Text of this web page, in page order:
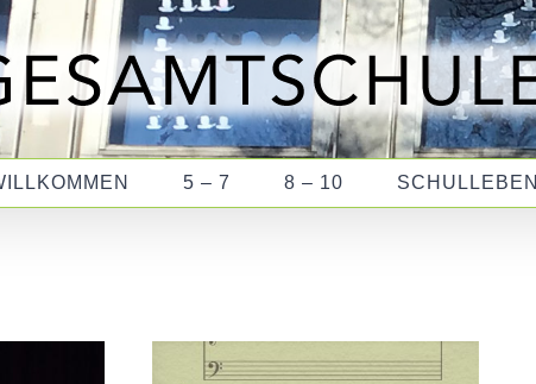
5 – 7 8 – 10 SCHULLEBEN